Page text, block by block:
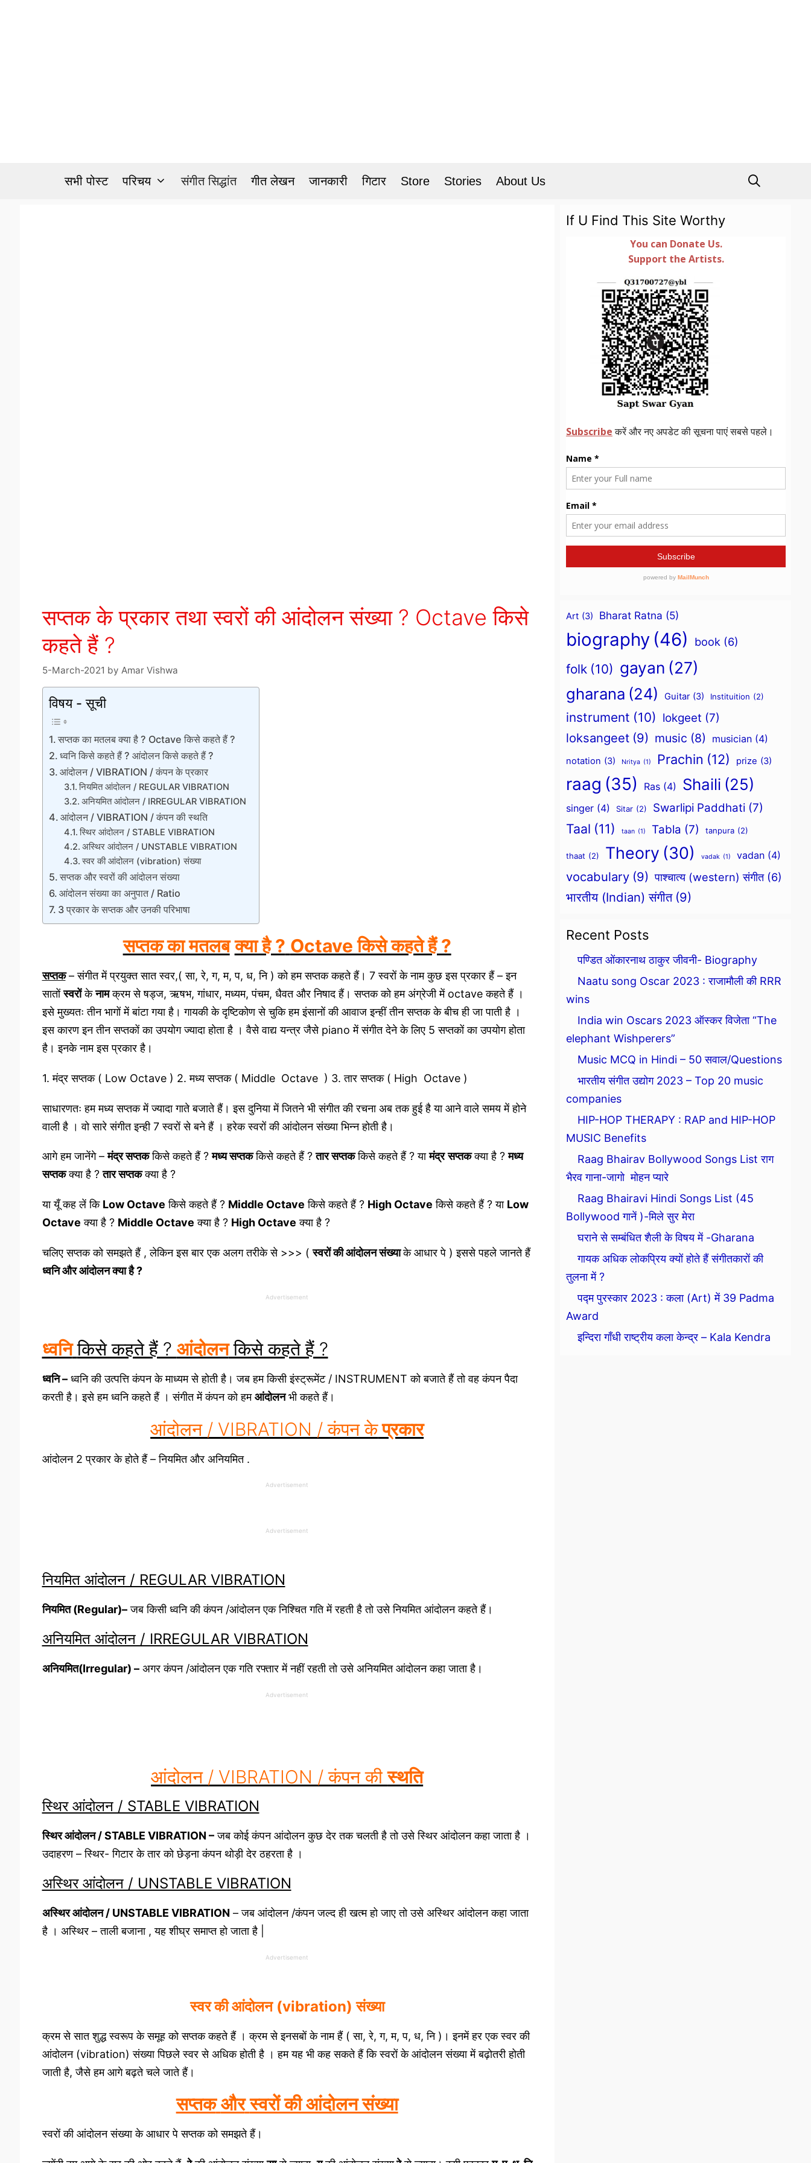
सभी पोस्ट परिचय संगीत सिद्धांत गीत लेखन जानकारी गिटार Store Stories About Us
सप्तक के प्रकार तथा स्वरों की आंदोलन संख्या ? Octave किसे
कहते हैं ?
5-March-2021 by Amar Vishwa
विषय - सूची
सप्तक का मतलब क्या है ? Octave किसे कहते हैं ?
ध्वनि किसे कहते हैं ? आंदोलन किसे कहते हैं ?
आंदोलन / VIBRATION / कंपन के प्रकार
नियमित आंदोलन / REGULAR VIBRATION
अनियमित आंदोलन / IRREGULAR VIBRATION
आंदोलन / VIBRATION / कंपन की स्थति
स्थिर आंदोलन / STABLE VIBRATION
अस्थिर आंदोलन / UNSTABLE VIBRATION
स्वर की आंदोलन (vibration) संख्या
सप्तक और स्वरों की आंदोलन संख्या
आंदोलन संख्या का अनुपात / Ratio
3 प्रकार के सप्तक और उनकी परिभाषा
सप्तक का मतलब क्या है ? Octave किसे कहते हैं ?
सप्तक– संगीत में प्रयुक्त सात स्वर,( सा, रे, ग, म, प, ध, नि ) को हम सप्तक कहते हैं। 7 स्वरों के नाम कुछ इस प्रकार हैं – इन
सातोंस्वरोंकेनामक्रम से षड्ज, ऋषभ, गांधार, मध्यम, पंचम, धैवत और निषाद हैं। सप्तक को हम अंग्रेजी में octave कहते हैं ।
इसे मुख्यतः तीन भागों में बांटा गया है। गायकी के दृष्टिकोण से चुकि हम इंसानों की आवाज इन्हीं तीन सप्तक के बीच ही जा पाती है ।
इस कारण इन तीन सप्तकों का उपयोग ज्यादा होता है । वैसे वाद्य यन्त्र जैसे piano में संगीत देने के लिए 5 सप्तकों का उपयोग होता
है। इनके नाम इस प्रकार है।
1. मंद्र सप्तक ( Low Octave ) 2. मध्य सप्तक ( Middle Octave ) 3. तार सप्तक ( High Octave )
साधारणतः हम मध्य सप्तक में ज्यादा गाते बजाते हैं। इस दुनिया में जितने भी संगीत की रचना अब तक हुई है या आने वाले समय में होने
वाली है । वो सारे संगीत इन्ही 7 स्वरों से बने हैं । हरेक स्वरों की आंदोलन संख्या भिन्न होती है।
आगे हम जानेंगे –मंद्र सप्तककिसे कहते हैं ?मध्य सप्तककिसे कहते हैं ?तार सप्तककिसे कहते हैं ? यामंद्र सप्तकक्या है ?मध्य
सप्तकक्या है ?तार सप्तकक्या है ?
या यूँ कह लें कि Low Octave किसे कहते हैं ? Middle Octave किसे कहते हैं ? High Octave किसे कहते हैं ? या Low
Octave क्या है ? Middle Octave क्या है ? High Octave क्या है ?
चलिए सप्तक को समझते हैं , लेकिन इस बार एक अलग तरीके से >>> (स्वरों की आंदोलन संख्याके आधार पे ) इससे पहले जानते हैं
ध्वनि और आंदोलन क्या है ?
Advertisement
ध्वनि किसे कहते हैं ? आंदोलनकिसे कहते हैं ?
ध्वनि –ध्वनि की उत्पत्ति कंपन के माध्यम से होती है। जब हम किसी इंस्ट्रूमेंट / INSTRUMENT को बजाते हैं तो वह कंपन पैदा
करती है। इसे हम ध्वनि कहते हैं । संगीत में कंपन को हमआंदोलनभी कहते हैं।
आंदोलन / VIBRATION / कंपन केप्रकार
आंदोलन 2 प्रकार के होते हैं – नियमित और अनियमित .
Advertisement
Advertisement
नियमित आंदोलन / REGULAR VIBRATION
नियमित (Regular)–जब किसी ध्वनि की कंपन /आंदोलन एक निश्चित गति में रहती है तो उसे नियमित आंदोलन कहते हैं।
अनियमित आंदोलन / IRREGULAR VIBRATION
अनियमित(Irregular) –अगर कंपन /आंदोलन एक गति रफ्तार में नहीं रहती तो उसे अनियमित आंदोलन कहा जाता है।
Advertisement
आंदोलन / VIBRATION / कंपन कीस्थति
स्थिर आंदोलन / STABLE VIBRATION
स्थिर आंदोलन / STABLE VIBRATION –जब कोई कंपन आंदोलन कुछ देर तक चलती है तो उसे स्थिर आंदोलन कहा जाता है ।
उदाहरण – स्थिर- गिटार के तार को छेड़ना कंपन थोड़ी देर ठहरता है ।
अस्थिर आंदोलन / UNSTABLE VIBRATION
अस्थिर आंदोलन / UNSTABLE VIBRATION – जब आंदोलन /कंपन जल्द ही खत्म हो जाए तो उसे अस्थिर आंदोलन कहा जाता
है । अस्थिर – ताली बजाना , यह शीघ्र समाप्त हो जाता है |
Advertisement
स्वर की आंदोलन (vibration) संख्या
क्रम से सात शुद्ध स्वरूप के समूह को सप्तक कहते हैं । क्रम से इनसबों के नाम हैं ( सा, रे, ग, म, प, ध, नि )। इनमें हर एक स्वर की
आंदोलन (vibration) संख्या पिछले स्वर से अधिक होती है । हम यह भी कह सकते हैं कि स्वरों के आंदोलन संख्या में बढ़ोतरी होती
जाती है, जैसे हम आगे बढ़ते चले जाते हैं।
सप्तक और स्वरों की आंदोलन संख्या
स्वरों की आंदोलन संख्या के आधार पे सप्तक को समझते हैं।
If U Find This Site Worthy
Art (3) Bharat Ratna (5)
biography (46) book (6)
folk (10) gayan (27)
gharana (24) Guitar (3) Instituition (2)
instrument (10) lokgeet (7)
loksangeet (9) music (8) musician (4)
notation (3) Nritya (1) Prachin (12) prize (3)
raag (35) Ras (4) Shaili (25)
singer (4) Sitar (2) Swarlipi Paddhati (7)
Taal (11) taan (1) Tabla (7) tanpura (2)
thaat (2) Theory (30) vadak (1) vadan (4)
vocabulary (9) पाश्चात्य (western) संगीत (6)
भारतीय (Indian) संगीत (9)
Recent Posts
पण्डित ओंकारनाथ ठाकुर जीवनी- Biography
Naatu song Oscar 2023 : राजामौली की RRR
wins
India win Oscars 2023 ऑस्कर विजेता “The
elephant Wishperers”
Music MCQ in Hindi – 50 सवाल/Questions
भारतीय संगीत उद्योग 2023 – Top 20 music
companies
HIP-HOP THERAPY : RAP and HIP-HOP
MUSIC Benefits
Raag Bhairav Bollywood Songs List राग
भैरव गाना-जागो मोहन प्यारे
Raag Bhairavi Hindi Songs List (45
Bollywood गानें )-मिले सुर मेरा
घराने से सम्बंधित शैली के विषय में -Gharana
गायक अधिक लोकप्रिय क्यों होते हैं संगीतकारों की
तुलना में ?
पद्म पुरस्कार 2023 : कला (Art) में 39 Padma
Award
इन्दिरा गाँधी राष्ट्रीय कला केन्द्र – Kala Kendra